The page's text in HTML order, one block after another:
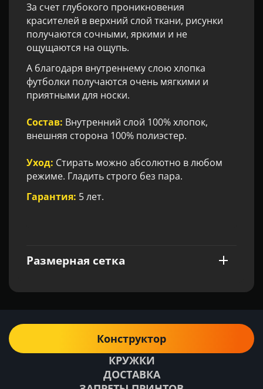
За счет глубокого проникновения
красителей в верхний слой ткани, рисунки
получаются сочными, яркими и не
ощущаются на ощупь.
А благодаря внутреннему слою хлопка
футболки получаются очень мягкими и
приятными для носки.
Состав: Внутренний слой 100% хлопок,
внешняя сторона 100% полиэстер.
Уход: Стирать можно абсолютно в любом
режиме. Гладить строго без пара.
Гарантия: 5 лет.
Размерная сетка
КРУЖКИ
ДОСТАВКА
Конструктор